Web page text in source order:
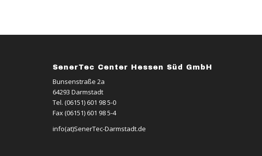
SenerTec Center Hessen Süd GmbH
Bunsenstraße 2a
64293 Darmstadt
Tel. (06151) 601 98 5-0
Fax (06151) 601 98 5-4
info(at)SenerTec-Darmstadt.de